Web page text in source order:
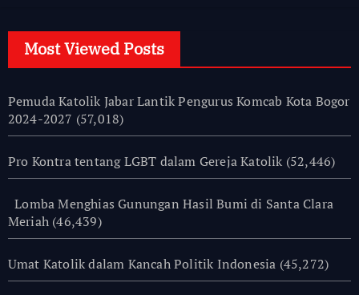
Most Viewed Posts
Pemuda Katolik Jabar Lantik Pengurus Komcab Kota Bogor
2024-2027 (57,018)
Pro Kontra tentang LGBT dalam Gereja Katolik (52,446)
Lomba Menghias Gunungan Hasil Bumi di Santa Clara
Meriah (46,439)
Umat Katolik dalam Kancah Politik Indonesia (45,272)